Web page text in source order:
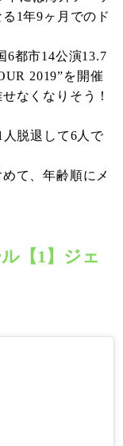
1年9ヶ月でのド
6都市14公演13.7
2019”を開催
なくなりそう！
脱退して6人で
て、年齢順にメ
【1】ジェ